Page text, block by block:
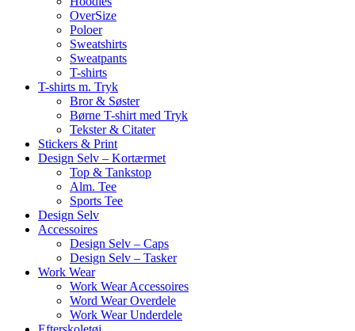
OverSize
Poloer
Sweatshirts
Sweatpants
T-shirts
T-shirts m. Tryk
Bror & Søster
Børne T-shirt med Tryk
Tekster & Citater
Stickers & Print
Design Selv – Kortærmet
Top & Tankstop
Alm. Tee
Sports Tee
Design Selv
Accessoires
Design Selv – Caps
Design Selv – Tasker
Work Wear
Work Wear Accessoires
Word Wear Overdele
Work Wear Underdele